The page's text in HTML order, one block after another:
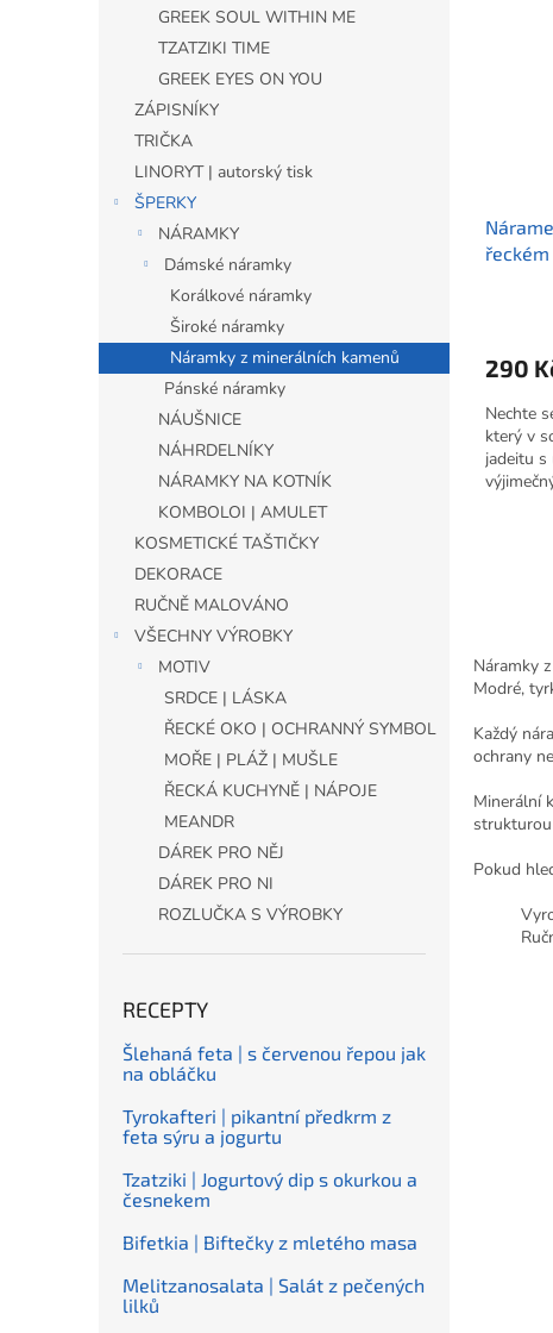
GREEK SOUL WITHIN ME
TZATZIKI TIME
GREEK EYES ON YOU
ZÁPISNÍKY
TRIČKA
LINORYT | autorský tisk
ŠPERKY
NÁRAMKY
Dámské náramky
Korálkové náramky
Široké náramky
Náramky z minerálních kamenů
Pánské náramky
NÁUŠNICE
NÁHRDELNÍKY
NÁRAMKY NA KOTNÍK
KOMBOLOI | AMULET
KOSMETICKÉ TAŠTIČKY
DEKORACE
RUČNĚ MALOVÁNO
VŠECHNY VÝROBKY
MOTIV
SRDCE | LÁSKA
ŘECKÉ OKO | OCHRANNÝ SYMBOL
MOŘE | PLÁŽ | MUŠLE
ŘECKÁ KUCHYNĚ | NÁPOJE
MEANDR
DÁREK PRO NĚJ
DÁREK PRO NI
ROZLUČKA S VÝROBKY
RECEPTY
Šlehaná feta | s červenou řepou jak
na obláčku
Tyrokafteri | pikantní předkrm z
feta sýru a jogurtu
Tzatziki | Jogurtový dip s okurkou a
česnekem
Bifetkia | Biftečky z mletého masa
Melitzanosalata | Salát z pečených
lilků
290
Nechte
který v
jadeitu
Náramky
Modré,
Každý
ochrany
Minerální
Pokud